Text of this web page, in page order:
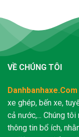
VỀ CHÚNG TÔI
Danhbanhaxe.Com
xe ghép, bến xe,
cả nước,... Chúng
thông tin bổ ích,